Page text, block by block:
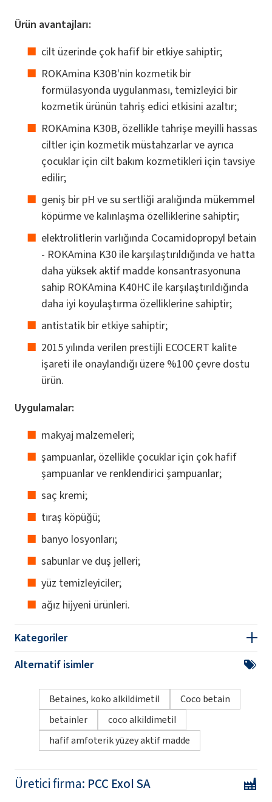
Ürün avantajları:
cilt üzerinde çok hafif bir etkiye sahiptir;
ROKAmina K30B'nin kozmetik bir
formülasyonda uygulanması, temizleyici bir
kozmetik ürünün tahriş edici etkisini azaltır;
ROKAmina K30B, özellikle tahrişe meyilli hassas
ciltler için kozmetik müstahzarlar ve ayrıca
çocuklar için cilt bakım kozmetikleri için tavsiye
edilir;
geniş bir pH ve su sertliği aralığında mükemmel
köpürme ve kalınlaşma özelliklerine sahiptir;
elektrolitlerin varlığında Cocamidopropyl betain
- ROKAmina K30 ile karşılaştırıldığında ve hatta
daha yüksek aktif madde konsantrasyonuna
sahip ROKAmina K40HC ile karşılaştırıldığında
daha iyi koyulaştırma özelliklerine sahiptir;
antistatik bir etkiye sahiptir;
2015 yılında verilen prestijli ECOCERT kalite
işareti ile onaylandığı üzere %100 çevre dostu
ürün.
Uygulamalar:
makyaj malzemeleri;
şampuanlar, özellikle çocuklar için çok hafif
şampuanlar ve renklendirici şampuanlar;
saç kremi;
tıraş köpüğü;
banyo losyonları;
sabunlar ve duş jelleri;
yüz temizleyiciler;
ağız hijyeni ürünleri.
Kategoriler
Alternatif isimler
Betaines, koko alkildimetil
Coco betain
betainler
coco alkildimetil
hafif amfoterik yüzey aktif madde
Üretici firma: PCC Exol SA